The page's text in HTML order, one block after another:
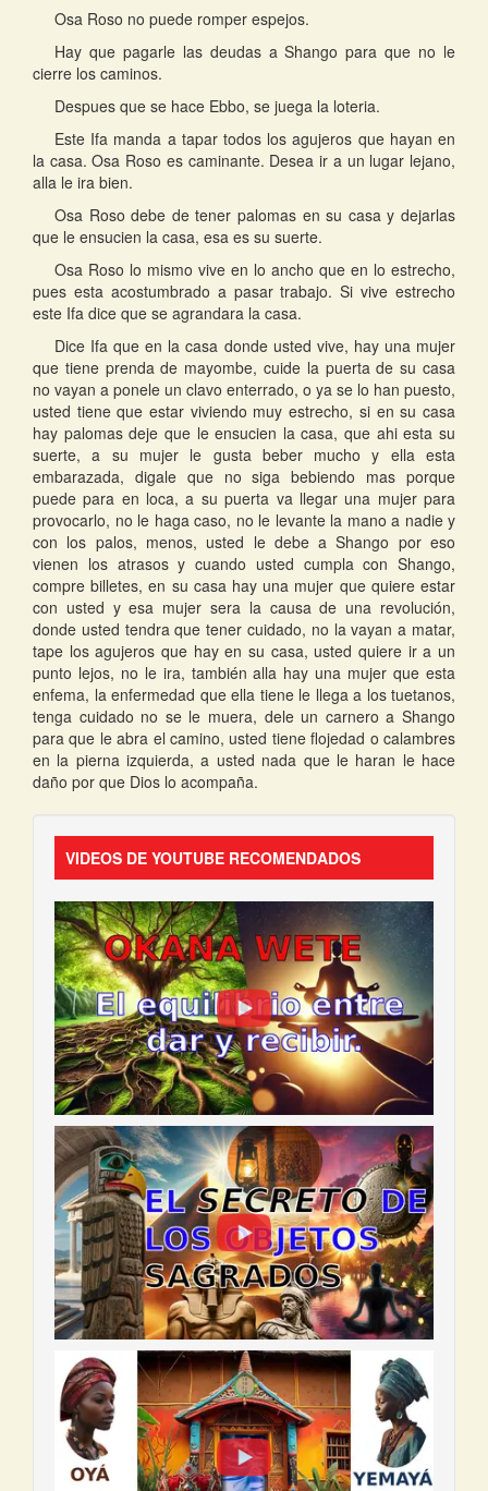
Osa Roso no puede romper espejos.
Hay que pagarle las deudas a Shango para que no le
cierre los caminos.
Despues que se hace Ebbo, se juega la loteria.
Este Ifa manda a tapar todos los agujeros que hayan en
la casa. Osa Roso es caminante. Desea ir a un lugar lejano,
alla le ira bien.
Osa Roso debe de tener palomas en su casa y dejarlas
que le ensucien la casa, esa es su suerte.
Osa Roso lo mismo vive en lo ancho que en lo estrecho,
pues esta acostumbrado a pasar trabajo. Si vive estrecho
este Ifa dice que se agrandara la casa.
Dice Ifa que en la casa donde usted vive, hay una mujer
que tiene prenda de mayombe, cuide la puerta de su casa
no vayan a ponele un clavo enterrado, o ya se lo han puesto,
usted tiene que estar viviendo muy estrecho, si en su casa
hay palomas deje que le ensucien la casa, que ahi esta su
suerte, a su mujer le gusta beber mucho y ella esta
embarazada, digale que no siga bebiendo mas porque
puede para en loca, a su puerta va llegar una mujer para
provocarlo, no le haga caso, no le levante la mano a nadie y
con los palos, menos, usted le debe a Shango por eso
vienen los atrasos y cuando usted cumpla con Shango,
compre billetes, en su casa hay una mujer que quiere estar
con usted y esa mujer sera la causa de una revolución,
donde usted tendra que tener cuidado, no la vayan a matar,
tape los agujeros que hay en su casa, usted quiere ir a un
punto lejos, no le ira, también alla hay una mujer que esta
enfema, la enfermedad que ella tiene le llega a los tuetanos,
tenga cuidado no se le muera, dele un carnero a Shango
para que le abra el camino, usted tiene flojedad o calambres
en la pierna izquierda, a usted nada que le haran le hace
daño por que Dios lo acompaña.
VIDEOS DE YOUTUBE RECOMENDADOS